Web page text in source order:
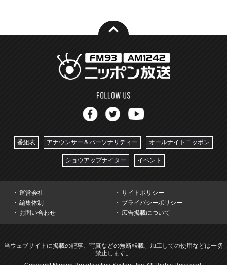
番組表 アナウンサー＆パーソナリティー オールナイトニッポン
ショウアップナイター イベント
運営会社
サイトポリシー
編集体制
プライバシーポリシー
お問い合わせ
広告掲載について
当ウェブサイトに掲載の記事、写真などの無断転載、加工しての使用などは一切
禁止します。